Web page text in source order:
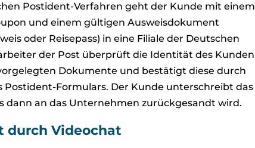
Postident-Verfahren geht der Kunde mit einem
und einem gültigen Ausweisdokument
oder Reisepass) in eine Filiale der Deutschen
der Post überprüft die Identität des Kunden
Dokumente und bestätigt diese durch
Postident-Formulars. Der Kunde unterschreibt das
dann an das Unternehmen zurückgesandt wird.
durch Videochat